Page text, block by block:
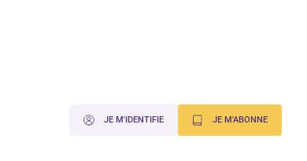
JE M'IDENTIFIE JE M'ABONNE